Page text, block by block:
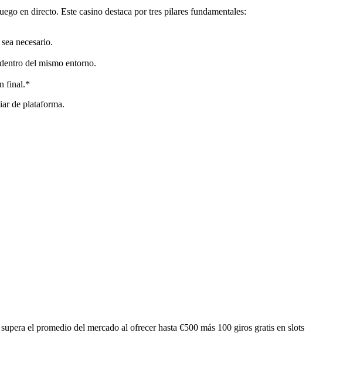
en directo. Este casino destaca por tres pilares fundamentales:
necesario.
del mismo entorno.
final.*
de plataforma.
supera el promedio del mercado al ofrecer hasta €500 más 100 giros gratis en slots